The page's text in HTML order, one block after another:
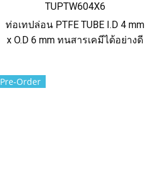
TUPTW604X6
ท่อเทปล่อน PTFE TUBE I.D 4 mm
x O.D 6 mm ทนสารเคมีได้อย่างดี
เกรด FDA ทน UV แสงแดด และ
Pre-Order